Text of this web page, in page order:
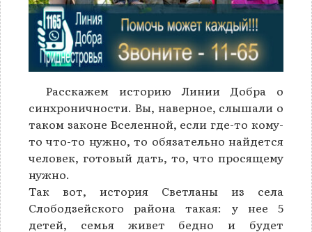
Расскажем историю Линии Добра о
синхроничности. Вы, наверное, слышали о
таком законе Вселенной, если где-то кому-
то что-то нужно, то обязательно найдется
человек, готовый дать, то, что просящему
нужно.
Так вот, история Светланы из села
Слободзейского района такая: у нее 5
детей, семья живет бедно и будет